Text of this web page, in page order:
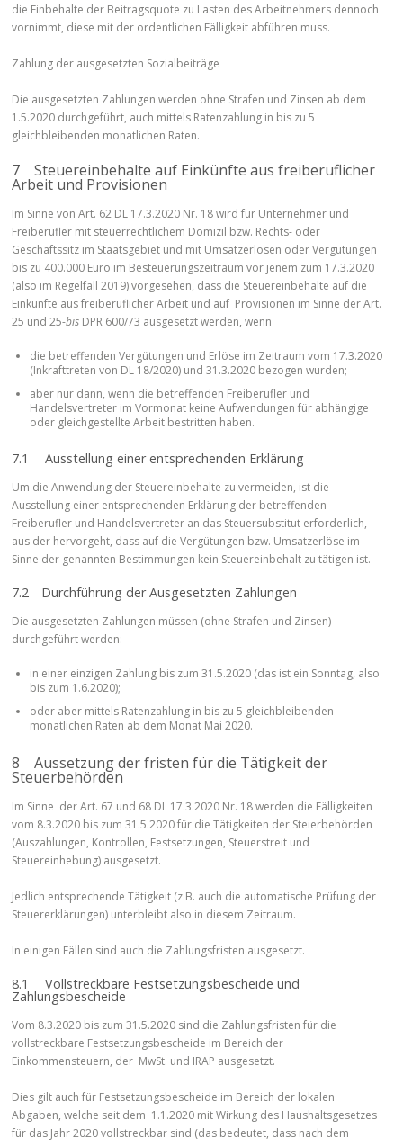
die Einbehalte der Beitragsquote zu Lasten des Arbeitnehmers dennoch
vornimmt, diese mit der ordentlichen Fälligkeit abführen muss.
Zahlung der ausgesetzten Sozialbeiträge
Die ausgesetzten Zahlungen werden ohne Strafen und Zinsen ab dem
1.5.2020 durchgeführt, auch mittels Ratenzahlung in bis zu 5
gleichbleibenden monatlichen Raten.
7 Steuereinbehalte auf Einkünfte aus freiberuflicher
Arbeit und Provisionen
Im Sinne von Art. 62 DL 17.3.2020 Nr. 18 wird für Unternehmer und
Freiberufler mit steuerrechtlichem Domizil bzw. Rechts- oder
Geschäftssitz im Staatsgebiet und mit Umsatzerlösen oder Vergütungen
bis zu 400.000 Euro im Besteuerungszeitraum vor jenem zum 17.3.2020
(also im Regelfall 2019) vorgesehen, dass die Steuereinbehalte auf die
Einkünfte aus freiberuflicher Arbeit und auf Provisionen im Sinne der Art.
25 und 25-bis DPR 600/73 ausgesetzt werden, wenn
die betreffenden Vergütungen und Erlöse im Zeitraum vom 17.3.2020
(Inkrafttreten von DL 18/2020) und 31.3.2020 bezogen wurden;
aber nur dann, wenn die betreffenden Freiberufler und
Handelsvertreter im Vormonat keine Aufwendungen für abhängige
oder gleichgestellte Arbeit bestritten haben.
7.1 Ausstellung einer entsprechenden Erklärung
Um die Anwendung der Steuereinbehalte zu vermeiden, ist die
Ausstellung einer entsprechenden Erklärung der betreffenden
Freiberufler und Handelsvertreter an das Steuersubstitut erforderlich,
aus der hervorgeht, dass auf die Vergütungen bzw. Umsatzerlöse im
Sinne der genannten Bestimmungen kein Steuereinbehalt zu tätigen ist.
7.2 Durchführung der Ausgesetzten Zahlungen
Die ausgesetzten Zahlungen müssen (ohne Strafen und Zinsen)
durchgeführt werden:
in einer einzigen Zahlung bis zum 31.5.2020 (das ist ein Sonntag, also
bis zum 1.6.2020);
oder aber mittels Ratenzahlung in bis zu 5 gleichbleibenden
monatlichen Raten ab dem Monat Mai 2020.
8 Aussetzung der fristen für die Tätigkeit der
Steuerbehörden
Im Sinne der Art. 67 und 68 DL 17.3.2020 Nr. 18 werden die Fälligkeiten
vom 8.3.2020 bis zum 31.5.2020 für die Tätigkeiten der Steierbehörden
(Auszahlungen, Kontrollen, Festsetzungen, Steuerstreit und
Steuereinhebung) ausgesetzt.
Jedlich entsprechende Tätigkeit (z.B. auch die automatische Prüfung der
Steuererklärungen) unterbleibt also in diesem Zeitraum.
In einigen Fällen sind auch die Zahlungsfristen ausgesetzt.
8.1 Vollstreckbare Festsetzungsbescheide und
Zahlungsbescheide
Vom 8.3.2020 bis zum 31.5.2020 sind die Zahlungsfristen für die
vollstreckbare Festsetzungsbescheide im Bereich der
Einkommensteuern, der MwSt. und IRAP ausgesetzt.
Dies gilt auch für Festsetzungsbescheide im Bereich der lokalen
Abgaben, welche seit dem 1.1.2020 mit Wirkung des Haushaltsgesetzes
für das Jahr 2020 vollstreckbar sind (das bedeutet, dass nach dem